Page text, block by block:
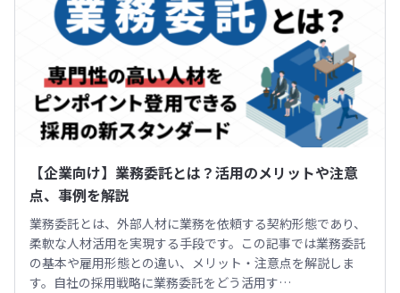
【企業向け】業務委託とは？活用のメリットや注意
点、事例を解説
業務委託とは、外部人材に業務を依頼する契約形態であり、
柔軟な人材活用を実現する手段です。この記事では業務委託
の基本や雇用形態との違い、メリット・注意点を解説しま
す。自社の採用戦略に業務委託をどう活用す…